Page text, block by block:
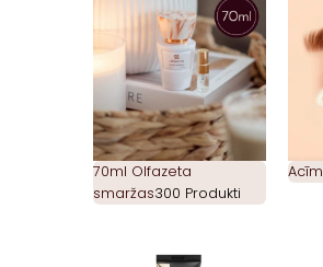
70ml Olfazeta
smaržas300 Produkti
Acīm